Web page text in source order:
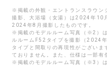
※掲載の外観・エントランスラウン
撮影、大浴場（女湯）は2024年10
2024年8月撮影したものです。
※掲載のモデルルーム写真（※2）
ルルームF52タイプを撮影（2024
タイプと間取りの再現性がござい
ておりません。また、仕様は一部有
※掲載のモデルルーム写真（※3）